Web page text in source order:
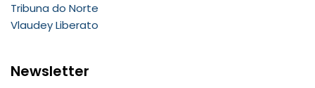
Tribuna do Norte
Vlaudey Liberato
Newsletter